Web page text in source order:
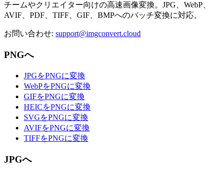
チームやクリエイター向けの高速画像変換。JPG、WebP、
AVIF、PDF、TIFF、GIF、BMPへのバッチ変換に対応。
お問い合わせ: support@imgconvert.cloud
PNGへ
JPGをPNGに変換
WebPをPNGに変換
GIFをPNGに変換
HEICをPNGに変換
SVGをPNGに変換
AVIFをPNGに変換
TIFFをPNGに変換
JPGへ